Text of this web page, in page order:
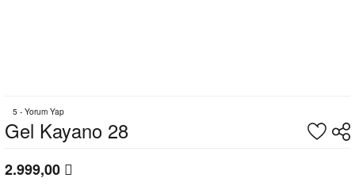
5 - Yorum Yap
Gel Kayano 28
2.999,00